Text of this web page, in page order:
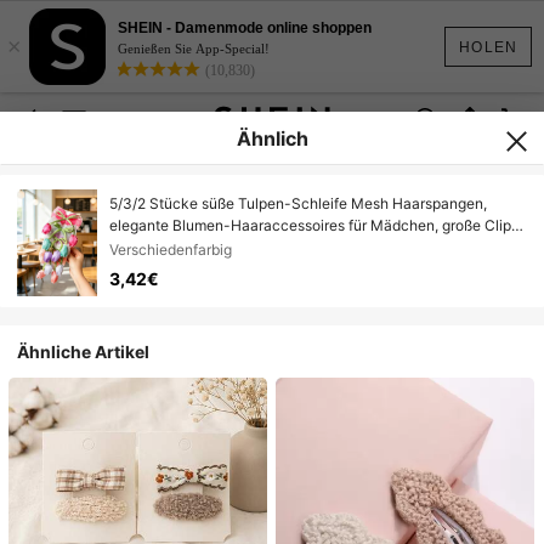
HOLEN
×
SHEIN - Damenmode online shoppen
Genießen Sie App-Special!
(10,830)
Ähnlich
5/3/2 Stücke süße Tulpen-Schleife Mesh Haarspangen,
elegante Blumen-Haaraccessoires für Mädchen, große Clip-
On, süßer Prinzessinnen-Modestil, Tulpen- und Schleifen-
Design Organza Haaraccessoires, Alligator-Haarspange
Metall-Haarnadel Set, süße Mädchen Urlaubszeit Party
Verschiedenfarbig
3,42€
Ähnliche Artikel